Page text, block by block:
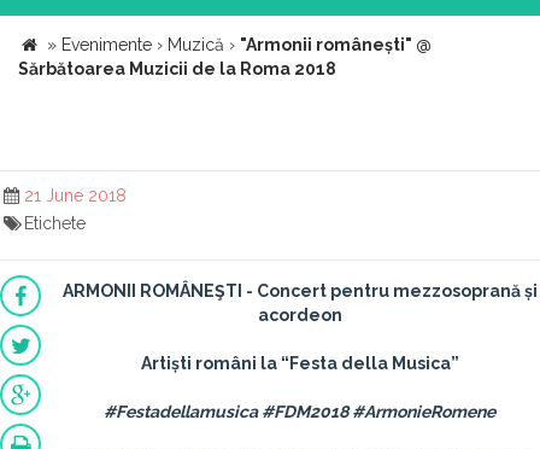
» Evenimente › Muzică › "Armonii românești" @
Sărbătoarea Muzicii de la Roma 2018
21 June 2018
Etichete
ARMONII ROMÂNEŞTI - Concert pentru mezzosopranăși
acordeon
Artiști români la “Festa della Musica”
#Festadellamusica #FDM2018 #ArmonieRomene